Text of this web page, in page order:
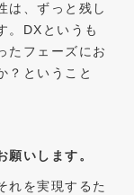
は、ずっと残し
。DXというも
たフェーズにお
？ということ
いします。
れを実現するた